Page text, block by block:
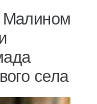
Малином
села